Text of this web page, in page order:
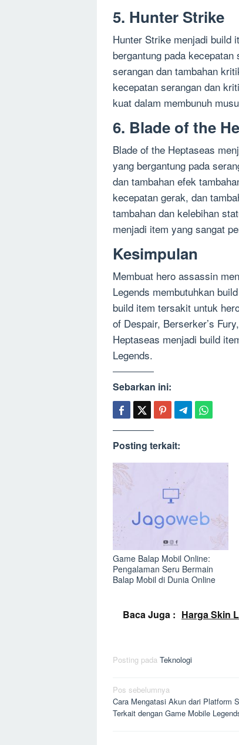
5. Hunter Strike
Hunter Strike menjadi build
bergantung pada
serangan dan tambahan
kecepatan serangan dan
kuat dalam membunuh
6. Blade of the
Blade of the Heptaseas
yang bergantung pada
dan tambahan efek
kecepatan gerak, dan
tambahan dan kelebihan
menjadi item yang sangat
Kesimpulan
Membuat hero assassin
Legends membutuhkan
build item tersakit untuk
of Despair, Berserker’s
Heptaseas menjadi build
Legends.
Sebarkan ini:
Posting terkait:
Game Balap Mobil Online:
Pengalaman Seru Bermain
Balap Mobil di Dunia Online
Baca Juga : Harga Skin
Posting pada Teknologi
Navigasi
pos
Pos sebelumnya
Cara Mengatasi Akun dari Platform
Terkait dengan Game Mobile